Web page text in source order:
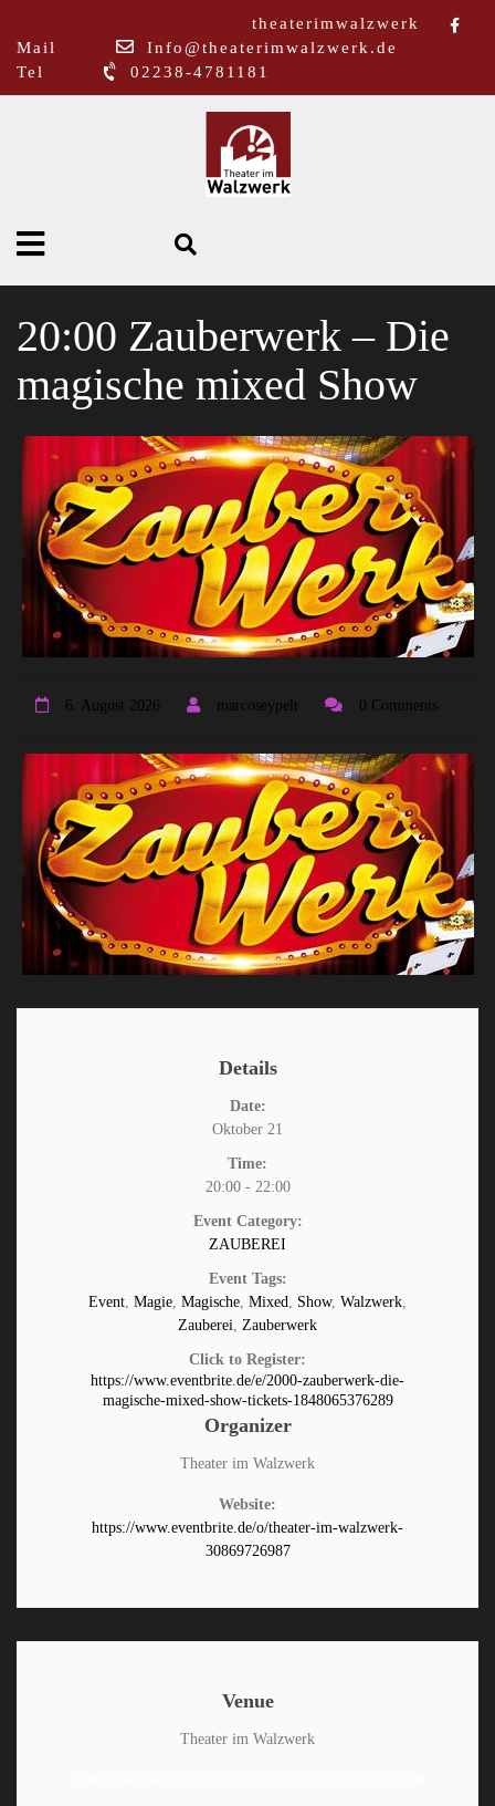
theaterimwalzwerk
Mail
Info@theaterimwalzwerk.de
Tel
02238-4781181
20:00 Zauberwerk – Die
magische mixed Show
6. August 2026 marcoseypelt 0 Comments
Details
Date:
Oktober 21
Time:
20:00 - 22:00
Event Category:
ZAUBEREI
Event Tags:
Event, Magie, Magische, Mixed, Show, Walzwerk,
Zauberei, Zauberwerk
Click to Register:
https://www.eventbrite.de/e/2000-zauberwerk-die-
magische-mixed-show-tickets-1848065376289
Organizer
Theater im Walzwerk
Website:
https://www.eventbrite.de/o/theater-im-walzwerk-
30869726987
Venue
Theater im Walzwerk